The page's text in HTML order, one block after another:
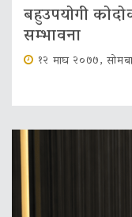
बहुउपयोगी
सम्भावना
१२ माघ २०७७,